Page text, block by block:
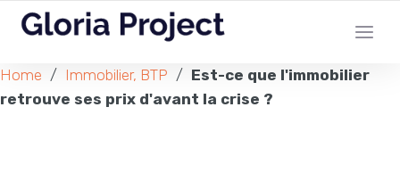
Home / Immobilier, BTP / Est-ce que l'immobilier
retrouve ses prix d'avant la crise ?